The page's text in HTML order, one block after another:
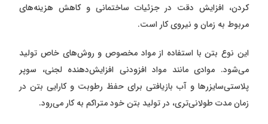
کردن، افزایش دقت در جزئیات ساختمانی و کاهش هزینه‌های
مربوط به زمان و نیروی کار است.
این نوع بتن با استفاده از مواد مخصوص و روش‌های خاص تولید
می‌شود. موادی مانند مواد افزودنی افزایش‌دهنده لجنی، سوپر
پلاستی‌سایزرها و آب بازیافتی برای حفظ رطوبت و کارایی بتن در
زمان مدت طولانی‌تری، در تولید بتن خود متراکم به کار می‌رود.